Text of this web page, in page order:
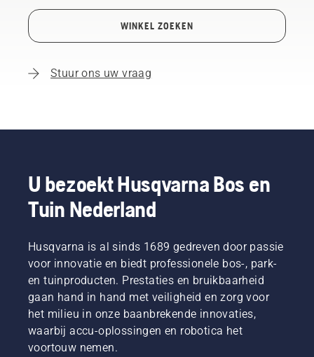
WINKEL ZOEKEN
Stuur ons uw vraag
U bezoekt Husqvarna Bos en
Tuin Nederland
Husqvarna is al sinds 1689 gedreven door passie
voor innovatie en biedt professionele bos-, park-
en tuinproducten. Prestaties en bruikbaarheid
gaan hand in hand met veiligheid en zorg voor
het milieu in onze baanbrekende innovaties,
waarbij accu-oplossingen en robotica het
voortouw nemen.